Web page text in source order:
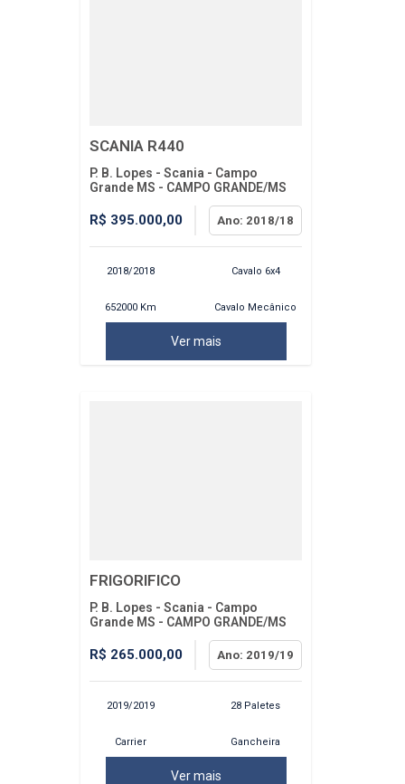
SCANIA R440
P. B. Lopes - Scania - Campo
Grande MS - CAMPO GRANDE/MS
R$ 395.000,00 Ano: 2018/18
2018/2018 Cavalo 6x4
652000 Km Cavalo Mecânico
Ver mais
FRIGORIFICO
P. B. Lopes - Scania - Campo
Grande MS - CAMPO GRANDE/MS
R$ 265.000,00 Ano: 2019/19
2019/2019 28 Paletes
Carrier Gancheira
Ver mais